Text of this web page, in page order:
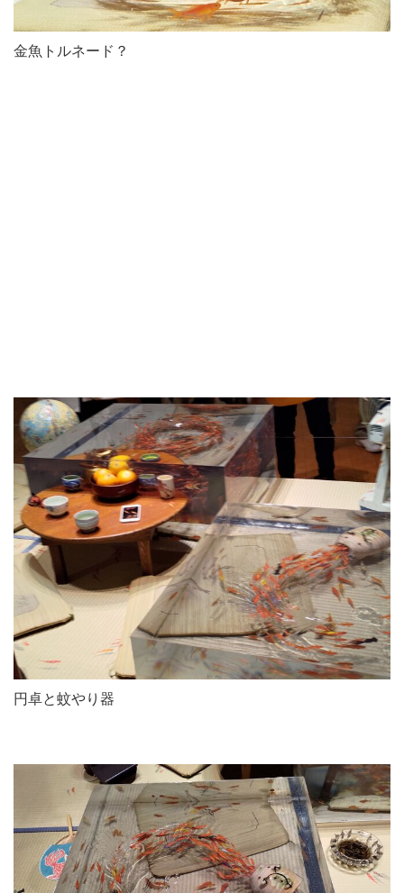
金魚トルネード？
円卓と蚊やり器